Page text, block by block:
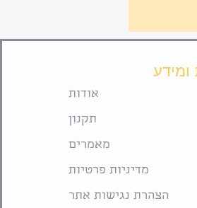
ומידע
אודות
תקנון
מאמרים
מדיניות פרטיות
הצהרת נגישות אתר